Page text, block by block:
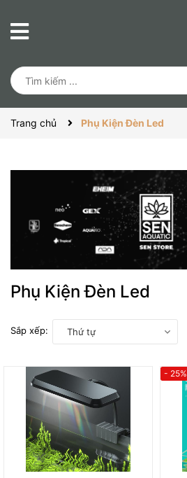
Trang chủ Phụ Kiện Đèn Led
Phụ Kiện Đèn Led
Sắp xếp: Thứ tự
- 25%